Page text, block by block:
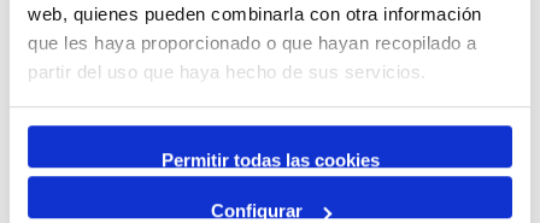
web, quienes pueden combinarla con otra información
que les haya proporcionado o que hayan recopilado a
partir del uso que haya hecho de sus servicios.
Permitir todas las cookies
Configurar